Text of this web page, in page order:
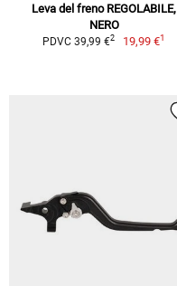
Leva del freno REGOLABILE,
NERO
PDVC 39,99 €2 19,99 €1